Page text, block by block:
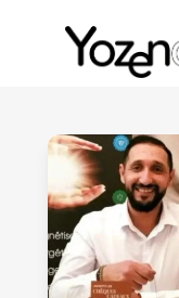
Yozenco -